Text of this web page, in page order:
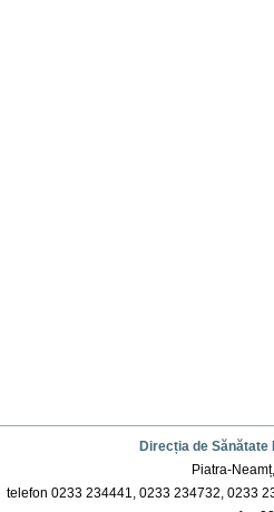
Direcția de
Piatra-
telefon 0233 234441, 0233 234732, 0233